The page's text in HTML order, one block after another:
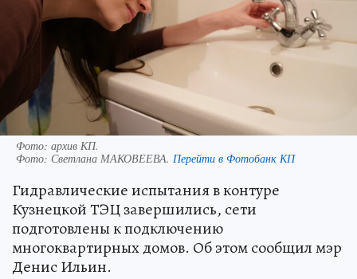
Фото: архив КП.
Фото: Светлана МАКОВЕЕВА. Перейти в Фотобанк КП
Гидравлические испытания в контуре
Кузнецкой ТЭЦ завершились, сети
подготовлены к подключению
многоквартирных домов. ‎Об этом сообщил мэр
Денис Ильин.